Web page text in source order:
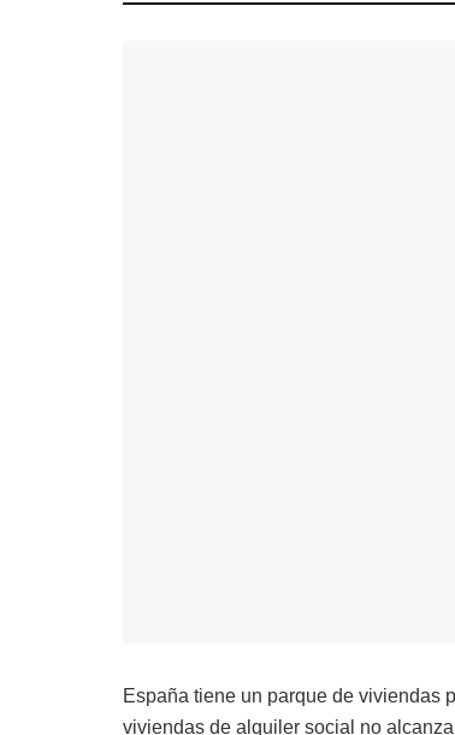
España tiene un parque de viviendas
viviendas de alquiler social no